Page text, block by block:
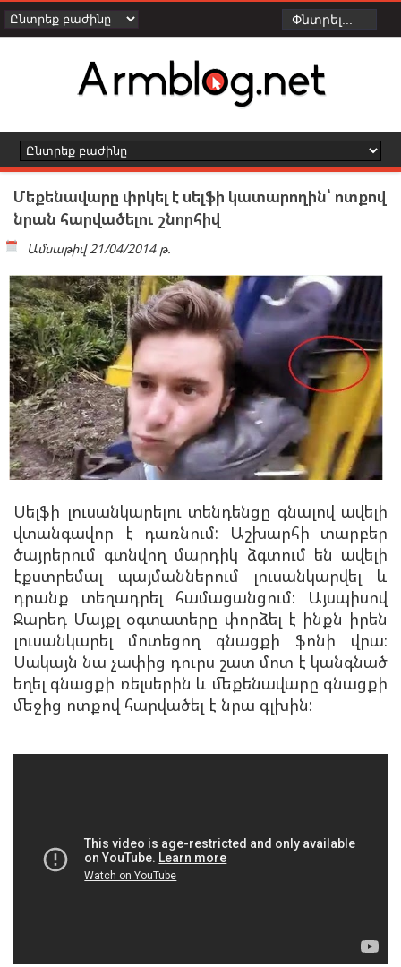
Մեքենավարը փրկել է սելֆի կատարողին՝ ոտքով
նրան հարվածելու շնորհիվ
Ամսաթիվ 21/04/2014 թ.
Սելֆի լուսանկարելու տենդենցը գնալով ավելի
վտանգավոր է դառնում: Աշխարհի տարբեր
ծայրերում գտնվող մարդիկ ձգտում են ավելի
էքստրեմալ պայմաններում լուսանկարվել և
դրանք տեղադրել համացանցում: Այսպիսով
Ջարեդ Մայքլ օգտատերը փորձել է ինքն իրեն
լուսանկարել մոտեցող գնացքի ֆոնի վրա:
Սակայն նա չափից դուրս շատ մոտ է կանգնած
եղել գնացքի ռելսերին և մեքենավարը գնացքի
մեջից ոտքով հարվածել է նրա գլխին: